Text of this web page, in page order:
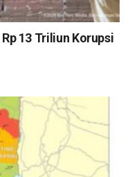
13 Triliun Korupsi